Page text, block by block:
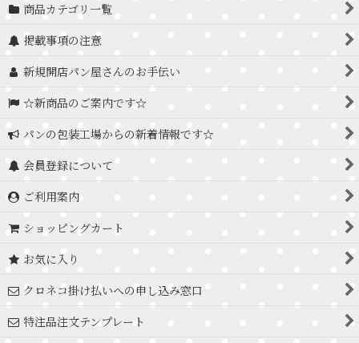
商品カテゴリ一覧
掲載事項の注意
新規開店パン屋さんのお手伝い
☆新商品のご案内です☆
パンの包装工場からの新着情報です☆
会員登録について
ご利用案内
ショッピングカート
お気に入り
クロネコ掛け払いへの申し込み窓口
特注品注文テンプレート